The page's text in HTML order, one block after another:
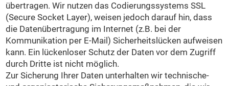
übertragen. Wir nutzen das Codierungssystems SSL
(Secure Socket Layer), weisen jedoch darauf hin, dass
die Datenübertragung im Internet (z.B. bei der
Kommunikation per E-Mail) Sicherheitslücken aufweisen
kann. Ein lückenloser Schutz der Daten vor dem Zugriff
durch Dritte ist nicht möglich.
Zur Sicherung Ihrer Daten unterhalten wir technische-